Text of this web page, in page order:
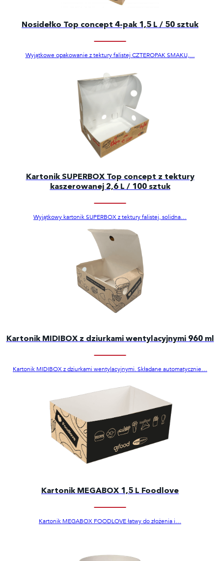
Nosidełko Top concept 4-pak 1,5 L / 50 sztuk
Wyjątkowe opakowanie z tektury falistej CZTEROPAK SMAKU,…
Kartonik SUPERBOX Top concept z tektury
kaszerowanej 2,6 L / 100 sztuk
Wyjątkowy kartonik SUPERBOX z tektury falistej, solidna…
Kartonik MIDIBOX z dziurkami wentylacyjnymi 960 ml
Kartonik MIDIBOX z dziurkami wentylacyjnymi. Składane automatycznie…
Kartonik MEGABOX 1,5 L Foodlove
Kartonik MEGABOX FOODLOVE łatwy do złożenia i…